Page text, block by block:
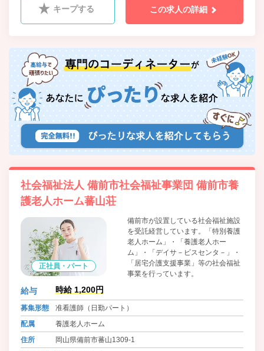
キープする この求人の詳細
社会福祉法人 備前市社会福祉事業団 備前市養
護老人ホーム蕃山荘
正社員・パート
備前市が設置している社会福祉施設
を受託経営しています。「特別養護
老人ホーム」・「養護老人ホー
ム」・「デイサ－ビスセンタ－」・
「居宅介護支援事業」等の社会福祉
事業を行っています。
給与 時給 1,200円
募集形態
准看護師（日勤パート）
配属
養護老人ホーム
住所
岡山県備前市蕃山1309-1